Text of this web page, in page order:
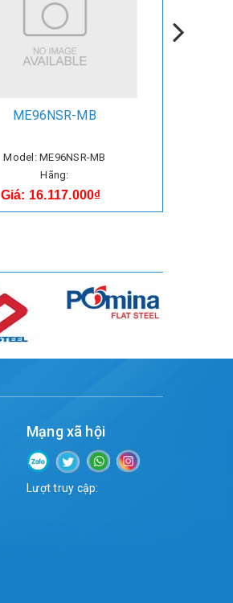
ME96NSR-MB
Model: ME96NSR-MB
Hãng:
Giá: 16.117.000₫
Mạng xã hội
Lượt truy cập: